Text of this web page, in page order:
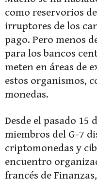
como reservorios
irruptores de los
pago. Pero menos
para los bancos
meten en áreas de
estos organismos,
monedas.
Desde el pasado 15
miembros del G-7
criptomonedas y
encuentro
francés de